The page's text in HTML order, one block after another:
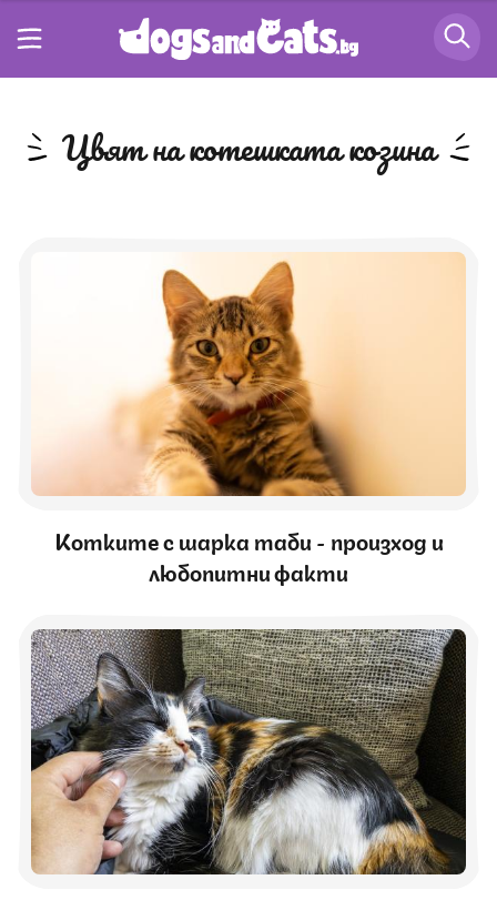
цвят на котешката козина
Котките с шарка таби - произход и
любопитни факти